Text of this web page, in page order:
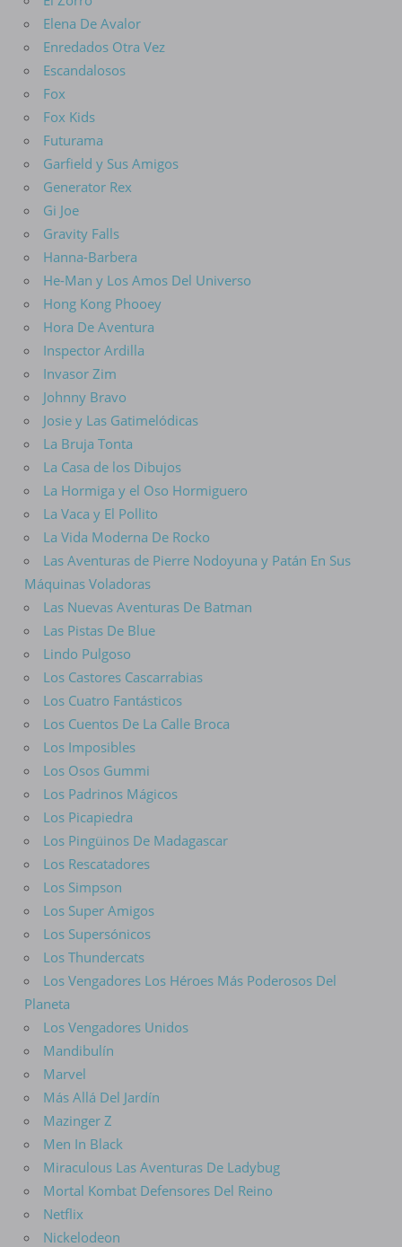
Elena De Avalor
Enredados Otra Vez
Escandalosos
Fox
Fox Kids
Futurama
Garfield y Sus Amigos
Generator Rex
Gi Joe
Gravity Falls
Hanna-Barbera
He-Man y Los Amos Del Universo
Hong Kong Phooey
Hora De Aventura
Inspector Ardilla
Invasor Zim
Johnny Bravo
Josie y Las Gatimelódicas
La Bruja Tonta
La Casa de los Dibujos
La Hormiga y el Oso Hormiguero
La Vaca y El Pollito
La Vida Moderna De Rocko
Las Aventuras de Pierre Nodoyuna y Patán En Sus
Máquinas Voladoras
Las Nuevas Aventuras De Batman
Las Pistas De Blue
Lindo Pulgoso
Los Castores Cascarrabias
Los Cuatro Fantásticos
Los Cuentos De La Calle Broca
Los Imposibles
Los Osos Gummi
Los Padrinos Mágicos
Los Picapiedra
Los Pingüinos De Madagascar
Los Rescatadores
Los Simpson
Los Super Amigos
Los Supersónicos
Los Thundercats
Los Vengadores Los Héroes Más Poderosos Del
Planeta
Los Vengadores Unidos
Mandibulín
Marvel
Más Allá Del Jardín
Mazinger Z
Men In Black
Miraculous Las Aventuras De Ladybug
Mortal Kombat Defensores Del Reino
Netflix
Nickelodeon